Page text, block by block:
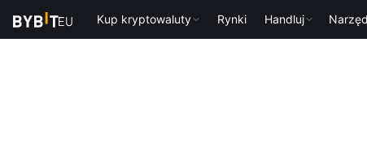
Kup kryptowaluty Rynki Handluj